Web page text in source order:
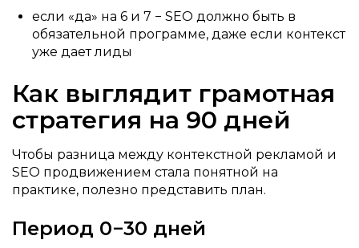
если «да» на 6 и 7 − SEO должно быть в
обязательной программе, даже если контекст
уже дает лиды
Как выглядит грамотная
стратегия на 90 дней
Чтобы разница между контекстной рекламой и
SEO продвижением стала понятной на
практике, полезно представить план.
Период 0−30 дней